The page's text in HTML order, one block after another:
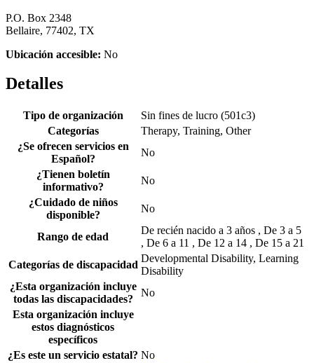
P.O. Box 2348
Bellaire, 77402, TX
Ubicación accesible: No
Detalles
Tipo de organización
Sin fines de lucro (501c3)
Categorías
Therapy, Training, Other
¿Se ofrecen servicios en
Español?
No
¿Tienen boletín
informativo?
No
¿Cuidado de niños
disponible?
No
Rango de edad
De recién nacido a 3 años , De 3 a 5
, De 6 a 11 , De 12 a 14 , De 15 a 21
Categorías de discapacidad
Developmental Disability, Learning
Disability
¿Esta organización incluye
todas las discapacidades?
No
Esta organización incluye
estos diagnósticos
específicos
¿Es este un servicio estatal? No